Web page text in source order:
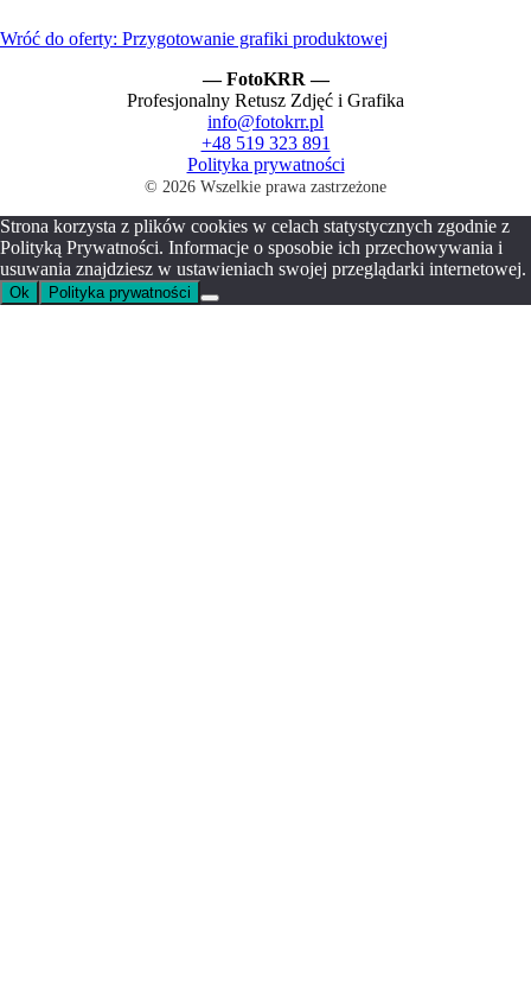
Wróć do oferty: Przygotowanie grafiki produktowej
— FotoKRR —
Profesjonalny Retusz Zdjęć i Grafika
info@fotokrr.pl
+48 519 323 891
Polityka prywatności
© 2026 Wszelkie prawa zastrzeżone
Strona korzysta z plików cookies w celach statystycznych zgodnie z
Polityką Prywatności. Informacje o sposobie ich przechowywania i
usuwania znajdziesz w ustawieniach swojej przeglądarki internetowej.
Ok Polityka prywatności